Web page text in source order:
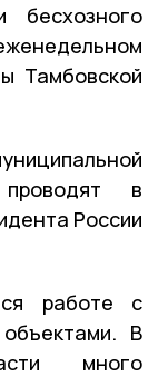
бесхозного
Тамбовской
в
России
работе с
В
много